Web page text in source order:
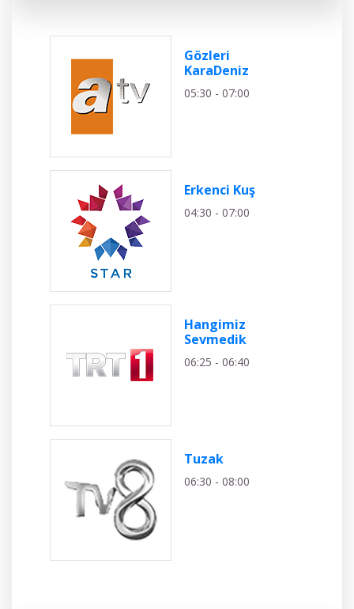
Gözleri
KaraDeniz
05:30 - 07:00
Erkenci Kuş
04:30 - 07:00
Hangimiz
Sevmedik
06:25 - 06:40
Tuzak
06:30 - 08:00